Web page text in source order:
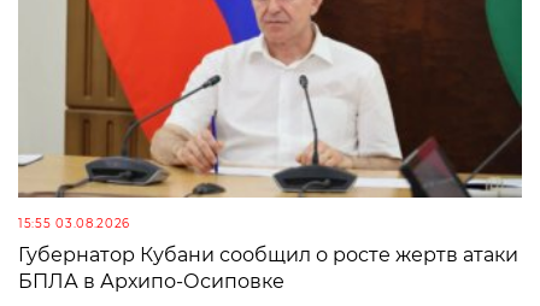
15:55 03.08.2026
Губернатор Кубани сообщил о росте жертв атаки
БПЛА в Архипо-Осиповке